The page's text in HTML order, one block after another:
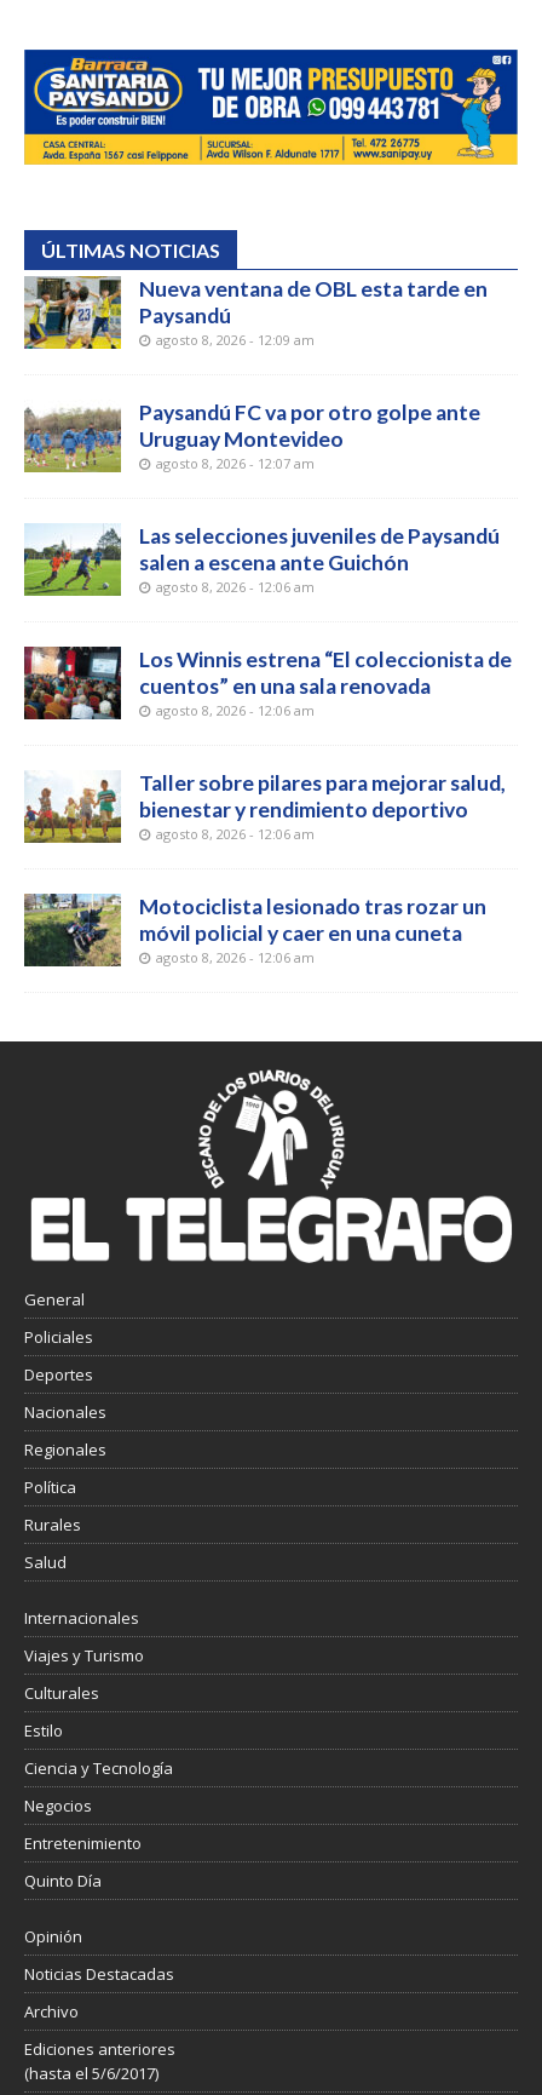
ÚLTIMAS NOTICIAS
Nueva ventana de OBL esta tarde en
Paysandú
agosto 8, 2026 - 12:09 am
Paysandú FC va por otro golpe ante
Uruguay Montevideo
agosto 8, 2026 - 12:07 am
Las selecciones juveniles de Paysandú
salen a escena ante Guichón
agosto 8, 2026 - 12:06 am
Los Winnis estrena “El coleccionista de
cuentos” en una sala renovada
agosto 8, 2026 - 12:06 am
Taller sobre pilares para mejorar salud,
bienestar y rendimiento deportivo
agosto 8, 2026 - 12:06 am
Motociclista lesionado tras rozar un
móvil policial y caer en una cuneta
agosto 8, 2026 - 12:06 am
General
Policiales
Deportes
Nacionales
Regionales
Política
Rurales
Salud
Internacionales
Viajes y Turismo
Culturales
Estilo
Ciencia y Tecnología
Negocios
Entretenimiento
Quinto Día
Opinión
Noticias Destacadas
Archivo
Ediciones anteriores
(hasta el 5/6/2017)